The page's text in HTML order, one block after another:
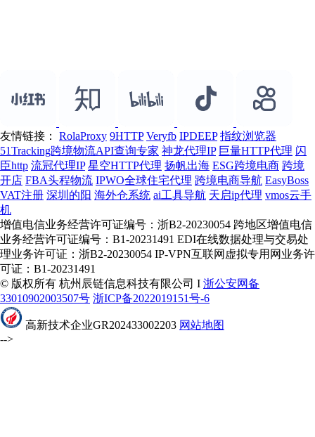
友情链接： RolaProxy 9HTTP Veryfb IPDEEP 指纹浏览器
51Tracking跨境物流API查询专家 神龙代理IP 巨量HTTP代理 闪
臣http 流冠代理IP 星空HTTP代理 扬帆出海 ESG跨境电商 跨境
开店 FBA头程物流 IPWO全球住宅代理 跨境电商导航 EasyBoss
VAT注册 深圳的阳 海外仓系统 ai工具导航 天启ip代理 vmos云手
机
增值电信业务经营许可证编号：浙B2-20230054 跨地区增值电信
业务经营许可证编号：B1-20231491 EDI在线数据处理与交易处
理业务许可证：浙B2-20230054 IP-VPN互联网虚拟专用网业务许
可证：B1-20231491
© 版权所有 杭州辰链信息科技有限公司 I 浙公安网备
33010902003507号 浙ICP备2022019151号-6
高新技术企业GR202433002203 网站地图
-->